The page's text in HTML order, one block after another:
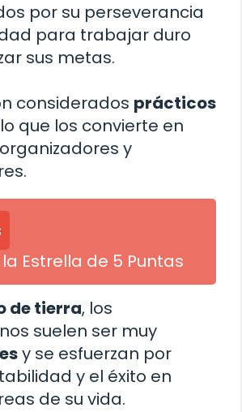
por su perseverancia
para trabajar duro
sus metas.
considerados prácticos
que los convierte en
y
Estrella de 5 Puntas
de tierra, los
suelen ser muy
y se esfuerzan por
y el éxito en
de su vida.